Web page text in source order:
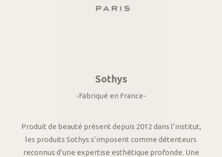
Sothys
-Fabriqué en France-
Produit de beauté présent depuis 2012 dans l’institut,
les produits Sothys s’imposent comme détenteurs
reconnus d’une expertise esthétique profonde. Une